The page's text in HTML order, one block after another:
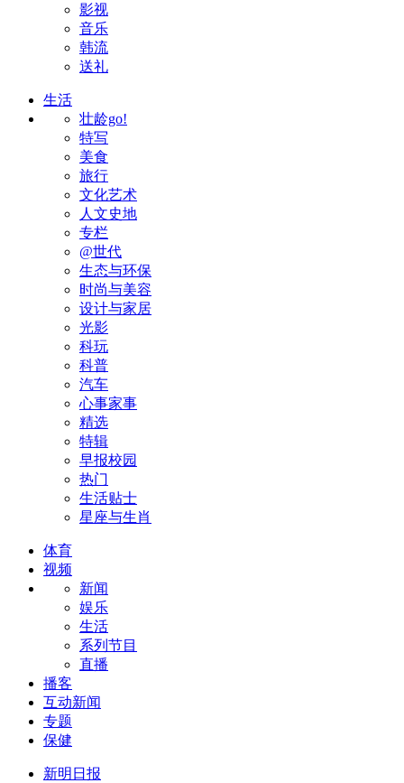
影视
音乐
韩流
送礼
生活
壮龄go!
特写
美食
旅行
文化艺术
人文史地
专栏
@世代
生态与环保
时尚与美容
设计与家居
光影
科玩
科普
汽车
心事家事
精选
特辑
早报校园
热门
生活贴士
星座与生肖
体育
视频
新闻
娱乐
生活
系列节目
直播
播客
互动新闻
专题
保健
新明日报